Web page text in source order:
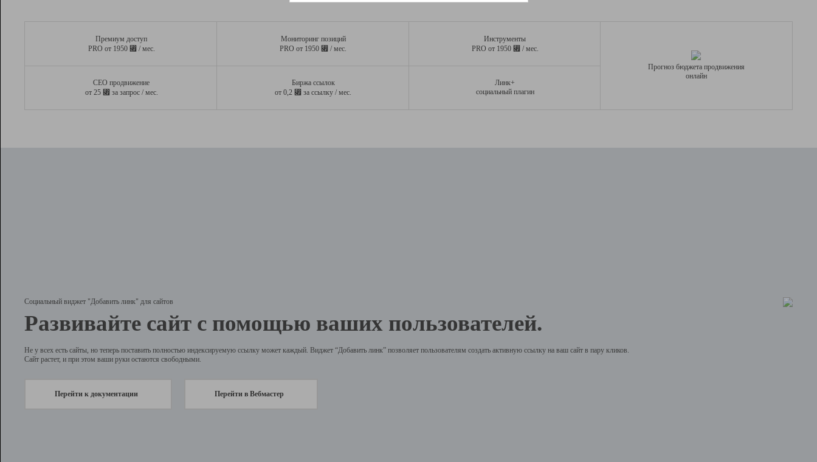
Премиум доступ
PRO от 1950 ⃏ / мес.
Мониторинг позиций
PRO от 1950 ⃏ / мес.
Инструменты
PRO от 1950 ⃏ / мес.
СЕО продвижение
от 25 ⃏ за запрос / мес.
Биржа ссылок
от 0,2 ⃏ за ссылку / мес.
Линк+
социальный плагин
Прогноз бюджета продвижения
онлайн
Социальный виджет "Добавить линк" для сайтов
Развивайте сайт с помощью ваших пользователей.
Не у всех есть сайты, но теперь поставить полностью индексируемую ссылку может каждый. Виджет “Добавить линк” позволяет пользователям создать активную ссылку на ваш сайт в пару кликов.
Сайт растет, и при этом ваши руки остаются свободными.
Перейти к документации Перейти в Вебмастер